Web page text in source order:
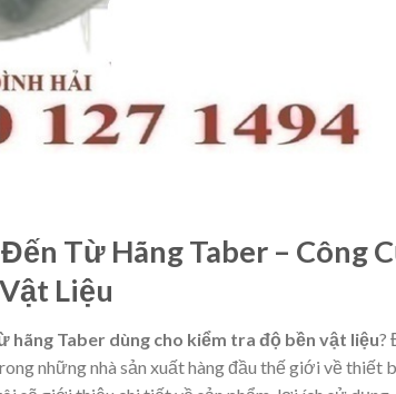
Từ Hãng Taber – Công
Liệu
hãng Taber dùng cho kiểm tra độ bền vật liệu?
những nhà sản xuất hàng đầu thế giới về thiết